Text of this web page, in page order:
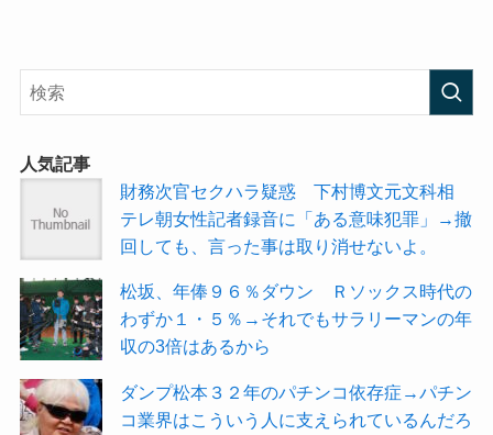
人気記事
財務次官セクハラ疑惑 下村博文元文科相
テレ朝女性記者録音に「ある意味犯罪」→撤
回しても、言った事は取り消せないよ。
松坂、年俸９６％ダウン Ｒソックス時代の
わずか１・５％→それでもサラリーマンの年
収の3倍はあるから
ダンプ松本３２年のパチンコ依存症→パチン
コ業界はこういう人に支えられているんだろ